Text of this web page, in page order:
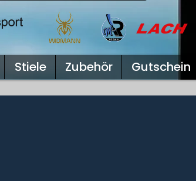
Stiele Zubehör Gutschein